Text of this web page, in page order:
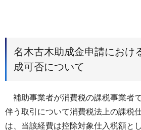
名木古木助成金申請におけ
成可否について
補助事業者が消費税の課税事業者
伴う取引について消費税法上の課税
は、当該経費は控除対象仕入税額と